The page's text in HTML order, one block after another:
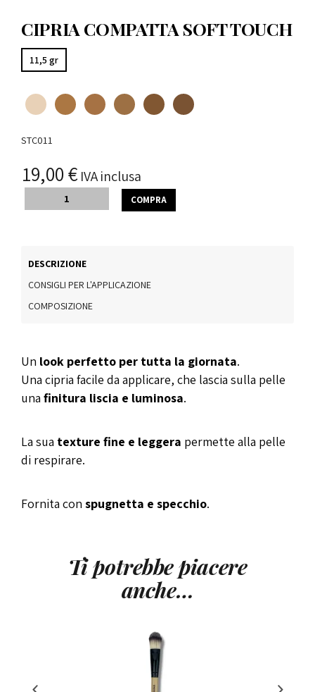
CIPRIA COMPATTA SOFT TOUCH
11,5 gr
STC011
19,00 € IVA inclusa
COMPRA
DESCRIZIONE
CONSIGLI PER L'APPLICAZIONE
COMPOSIZIONE
Un look perfetto per tutta la giornata.
Una cipria facile da applicare, che lascia sulla pelle
una finitura liscia e luminosa.
La sua texture fine e leggera permette alla pelle
di respirare.
Fornita con spugnetta e specchio.
Ti potrebbe piacere
anche…